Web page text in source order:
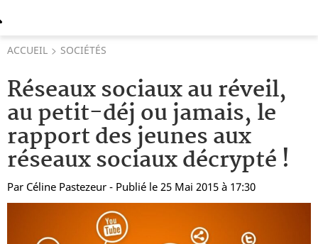
ACCUEIL SOCIÉTÉS
Réseaux sociaux au réveil,
au petit-déj ou jamais, le
rapport des jeunes aux
réseaux sociaux décrypté !
Par Céline Pastezeur - Publié le 25 Mai 2015 à 17:30